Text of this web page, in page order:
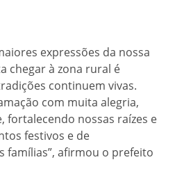
expressões da nossa
chegar à zona rural é
continuem vivas.
com muita alegria,
fortalecendo nossas raízes e
festivos e de
famílias”, afirmou o prefeito